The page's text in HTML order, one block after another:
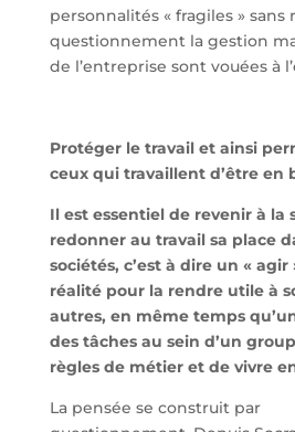
personnalités « fragiles »
questionnement la gestion
de l’entreprise sont vouées à
Protéger le travail et ainsi
ceux qui travaillent d’être en
Il est essentiel de revenir à la
redonner au travail sa place
sociétés, c’est à dire un « agir
réalité pour la rendre utile à
autres, en même temps
des tâches au sein d’un
règles de métier et de vivre
La pensée se construit par